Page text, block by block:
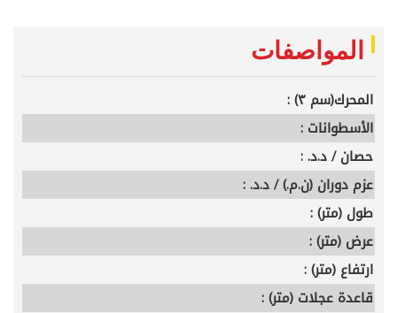
المواصفات
المحرك(سم ٣) :
الأسطوانات :
حصان / د.د. :
عزم دوران (ن.م.) / د.د. :
طول (متر) :
عرض (متر) :
ارتفاع (متر) :
قاعدة عجلات (متر) :